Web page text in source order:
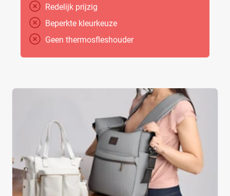
Redelijk prijzig
Beperkte kleurkeuze
Geen thermosfleshouder